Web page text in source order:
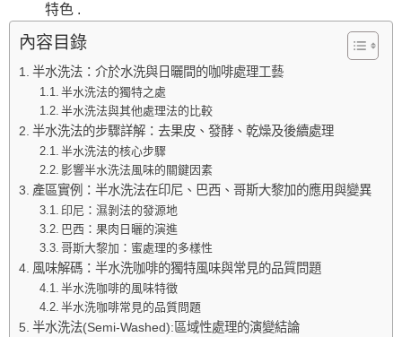
特色 .
內容目錄
半水洗法：介於水洗與日曬間的咖啡處理工藝
半水洗法的獨特之處
半水洗法與其他處理法的比較
半水洗法的步驟詳解：去果皮、發酵、乾燥及後續處理
半水洗法的核心步驟
影響半水洗法風味的關鍵因素
產區實例：半水洗法在印尼、巴西、哥斯大黎加的應用與變異
印尼：濕剝法的發源地
巴西：果肉日曬的演進
哥斯大黎加：蜜處理的多樣性
風味解碼：半水洗咖啡的獨特風味與常見的品質問題
半水洗咖啡的風味特徵
半水洗咖啡常見的品質問題
半水洗法(Semi-Washed):區域性處理的演變結論